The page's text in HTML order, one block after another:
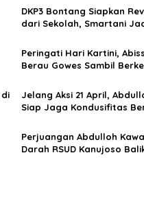
DKP3 Bontang Siapkan
dari Sekolah, Smartani
Peringati Hari Kartini,
Berau Gowes Sambil
Jelang Aksi 21 April,
Siap Jaga Kondusifitas
Perjuangan Abdulloh
Darah RSUD Kanujoso